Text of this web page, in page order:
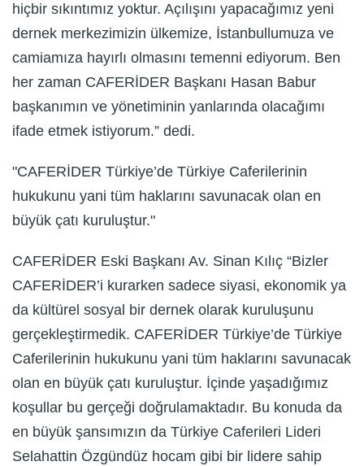
hiçbir sıkıntımız yoktur. Açılışını yapacağımız yeni
dernek merkezimizin ülkemize, İstanbullumuza ve
camiamıza hayırlı olmasını temenni ediyorum. Ben
her zaman CAFERİDER Başkanı Hasan Babur
başkanımın ve yönetiminin yanlarında olacağımı
ifade etmek istiyorum.” dedi.
"CAFERİDER Türkiye’de Türkiye Caferilerinin
hukukunu yani tüm haklarını savunacak olan en
büyük çatı kuruluştur."
CAFERİDER Eski Başkanı Av. Sinan Kılıç “Bizler
CAFERİDER’i kurarken sadece siyasi, ekonomik ya
da kültürel sosyal bir dernek olarak kuruluşunu
gerçekleştirmedik. CAFERİDER Türkiye’de Türkiye
Caferilerinin hukukunu yani tüm haklarını savunacak
olan en büyük çatı kuruluştur. İçinde yaşadığımız
koşullar bu gerçeği doğrulamaktadır. Bu konuda da
en büyük şansımızın da Türkiye Caferileri Lideri
Selahattin Özgündüz hocam gibi bir lidere sahip